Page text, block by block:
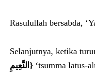
Rasulullah bersabda,
Selanjutnya, ketika
النَّعِيمِ } ‘tsumma latus-